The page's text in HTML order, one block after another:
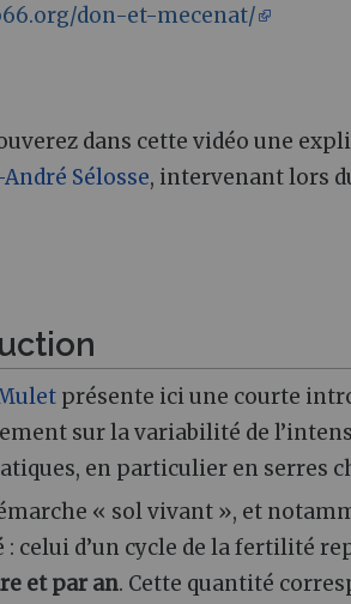
don-et-mecenat/
dans cette vidéo une
Sélosse, intervenant lors
présente ici une courte
sur la variabilité de
en particulier en serres
« sol vivant », et
: celui d’un cycle de la fertilité
et par an. Cette quantité